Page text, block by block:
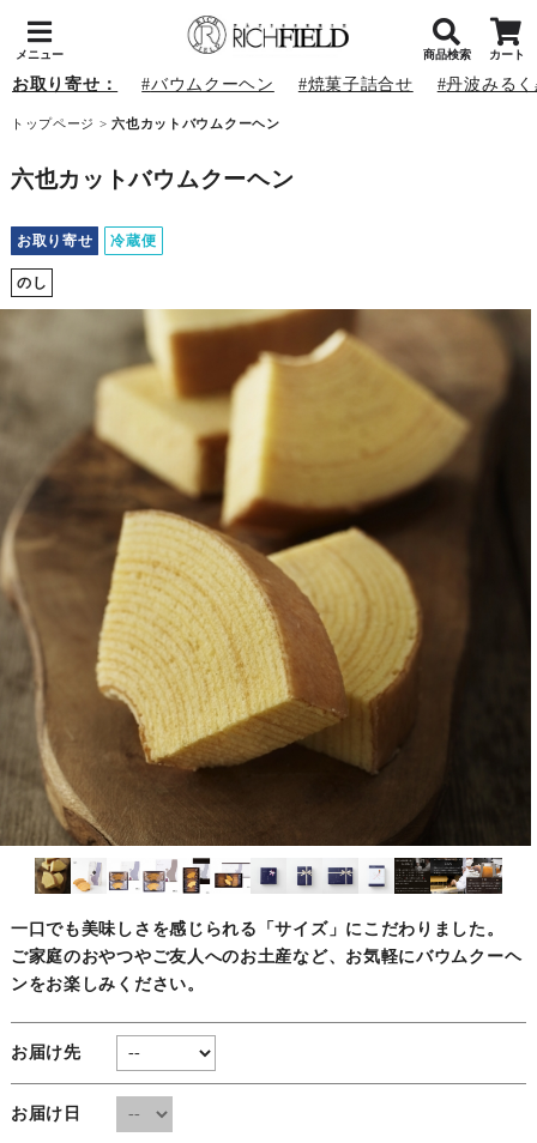
メニュー 商品検索 カート
お取り寄せ： バウムクーヘン 焼菓子詰合せ 丹波みる
トップページ >六也カットバウムクーヘン
六也カットバウムクーヘン
お取り寄せ 冷蔵便
のし
一口でも美味しさを感じられる「サイズ」にこだわりました。
ご家庭のおやつやご友人へのお土産など、お気軽にバウムクーヘ
ンをお楽しみください。
お届け先
お届け日